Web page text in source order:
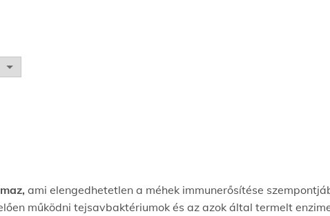
ami elengedhetetlen a méhek immunerősítése
működni tejsavbaktériumok és az azok által termelt